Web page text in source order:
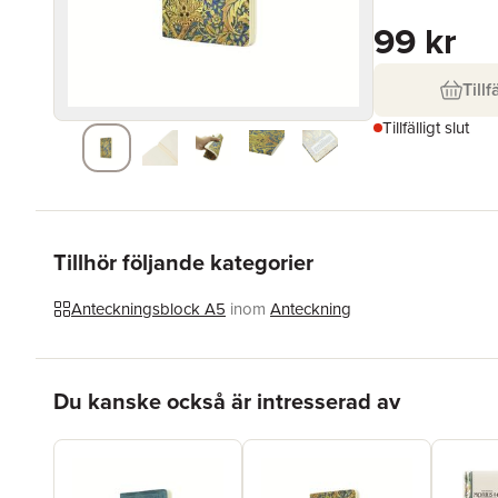
99 kr
Tillfälligt slut
Tillhör följande kategorier
Anteckningsblock A5 inom Anteckning
Du kanske också är intresserad av